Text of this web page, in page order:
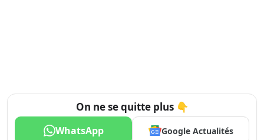
On ne se quitte plus 👇
WhatsApp Google Actualités